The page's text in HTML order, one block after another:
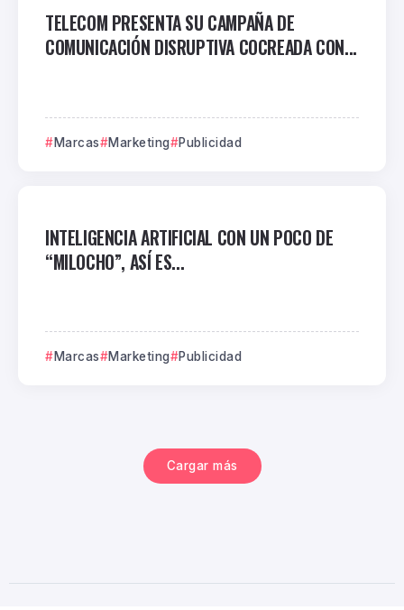
TELECOM PRESENTA SU CAMPAÑA DE
COMUNICACIÓN DISRUPTIVA COCREADA CON...
Marcas Marketing Publicidad
INTELIGENCIA ARTIFICIAL CON UN POCO DE
“MILOCHO”, ASÍ ES...
Marcas Marketing Publicidad
Cargar más